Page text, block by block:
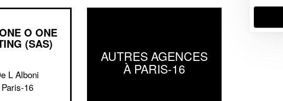
O ONE
(SAS)
L Alboni
16
AUTRES AGENCES
À PARIS-16